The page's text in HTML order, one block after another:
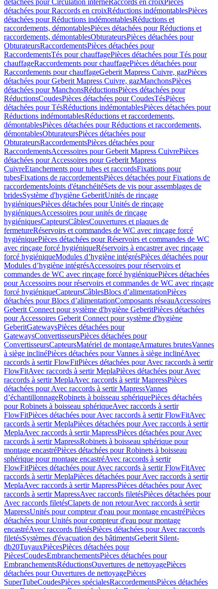
détachées pour Circulation interneRaccords en croixPièces
détachées pour Raccords en croixRéductions indémontablesPièces
détachées pour Réductions indémontablesRéductions et
raccordements, démontablesPièces détachées pour Réductions et
raccordements, démontablesObturateursPièces détachées pour
ObturateursRaccordementsPièces détachées pour
RaccordementsTés pour chauffagePièces détachées pour Tés pour
chauffageRaccordements pour chauffagePièces détachées pour
Raccordements pour chauffageGeberit Mapress Cuivre, gazPièces
détachées pour Geberit Mapress Cuivre, gazManchonsPièces
détachées pour ManchonsRéductionsPièces détachées pour
RéductionsCoudesPièces détachées pour CoudesTésPièces
détachées pour TésRéductions indémontablesPièces détachées pour
Réductions indémontablesRéductions et raccordements,
démontablesPièces détachées pour Réductions et raccordements,
démontablesObturateursPièces détachées pour
ObturateursRaccordementsPièces détachées pour
RaccordementsAccessoires pour Geberit Mapress CuivrePièces
détachées pour Accessoires pour Geberit Mapress
CuivreEtanchements pour tubes et raccordsFixations pour
tubesFixations de raccordementsPièces détachées pour Fixations de
raccordementsJoints d'étanchéitéSets de vis pour assemblages de
bridesSystème d'hygiène GeberitUnités de rinçage
hygiéniquesPièces détachées pour Unités de rinçage
hygiéniquesAccessoires pour unités de rinçage
hygiéniquesCapteursCâblesCouvertures et plaques de
fermetureRéservoirs et commandes de WC avec rinçage forcé
hygiéniquePièces détachées pour Réservoirs et commandes de WC
avec rinçage forcé hygiéniqueRéservoirs à encastrer avec rinçage
forcé hygiéniqueModules d’hygiène intégrésPièces détachées pour
Modules d’hygiène intégrésAccessoires pour réservoirs et
commandes de WC avec rinçage forcé hygiéniquePièces détachées
pour Accessoires pour réservoirs et commandes de WC avec rinçage
forcé hygiéniqueCapteursCâblesBlocs d’alimentationPièces
détachées pour Blocs d’alimentationComposants réseauAccessoires
Geberit Connect pour système d'hygiène GeberitPièces détachées
pour Accessoires Geberit Connect pour système d'hygiène
GeberitGatewaysPièces détachées pour
GatewaysConvertisseursPièces détachées pour
ConvertisseursCapteursMatériel de montageArmatures brutesVannes
à siège inclinéPièces détachées pour Vannes à siège inclinéAvec
raccords à sertir FlowFitPièces détachées pour Avec raccords à sertir
FlowFitAvec raccords à sertir MeplaPièces détachées pour Avec
raccords à sertir MeplaAvec raccords à sertir MapressPièces
détachées pour Avec raccords à sertir MapressVannes
d’échantillonnageRobinets à boisseau sphériquePièces détachées
pour Robinets à boisseau sphériqueAvec raccords à sertir
FlowFitPièces détachées pour Avec raccords à sertir FlowFitAvec
raccords à sertir MeplaPièces détachées pour Avec raccords à sertir
MeplaAvec raccords à sertir MapressPièces détachées pour Avec
raccords à sertir MapressRobinets à boisseau sphérique pour
montage encastréPièces détachées pour Robinets à boisseau
sphérique pour montage encastréAvec raccords à sertir
FlowFitPièces détachées pour Avec raccords à sertir FlowFitAvec
raccords à sertir MeplaPièces détachées pour Avec raccords à sertir
MeplaAvec raccords à sertir MapressPièces détachées pour Avec
raccords à sertir MapressAvec raccords filetésPièces détachées pour
Avec raccords filetésClapets de non retourAvec raccords à sertir
MapressUnités pour compteur d'eau pour montage encastréPièces
détachées pour Unités pour compteur d'eau pour montage
encastréAvec raccords filetésPièces détachées pour Avec raccords
filetésSystèmes d'évacuation des bâtimentsGeberit Silent-
db20TuyauxPiècesPièces détachées pour
PiècesCoudesEmbranchementsPièces détachées pour
EmbranchementsRéductionsOuvertures de nettoyagePièces
détachées pour Ouvertures de nettoyagePièces
SuperTubeCoudesPièces spécialesRaccordementsPièces détachées